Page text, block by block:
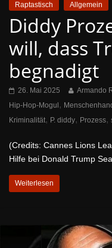
Raptastisch Allgemein
Diddy
will, dass
begnadigt
26. Mai 2025 Armando
Hip-Hop-Mogul ,
Kriminalität, P. diddy, Prozess,
(Credits: Cannes Lions
Hilfe bei Donald Trump
Weiterlesen